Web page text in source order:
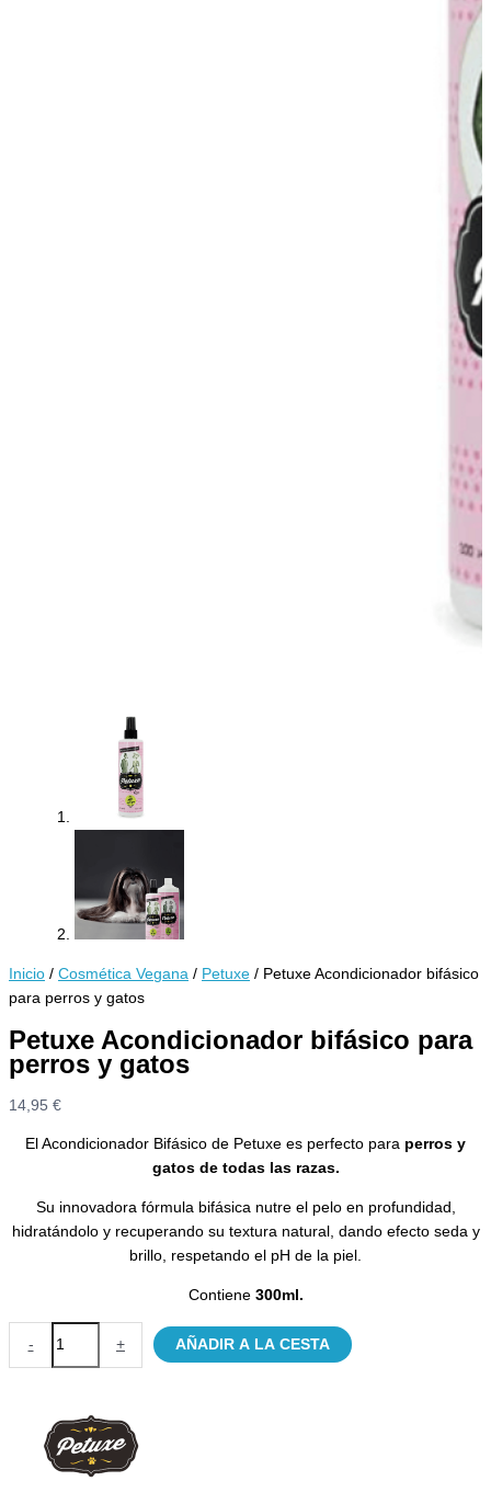
Inicio / Cosmética Vegana / Petuxe / Petuxe Acondicionador bifásico
para perros y gatos
Petuxe Acondicionador bifásico para
perros y gatos
14,95 €
El Acondicionador Bifásico de Petuxe es perfecto para perros y
gatos de todas las razas.
Su innovadora fórmula bifásica nutre el pelo en profundidad,
hidratándolo y recuperando su textura natural, dando efecto seda y
brillo, respetando el pH de la piel.
Contiene 300ml.
-
Acondicionador
perros
+ AÑADIR A LA CESTA